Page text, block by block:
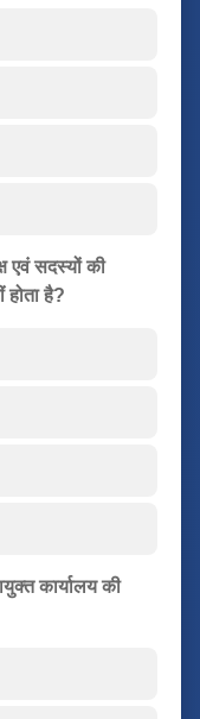
एवं सदस्यों की
होता है?
कार्यालय की